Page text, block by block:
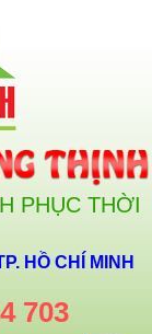
PHỤC THỜI
HỒ CHÍ MINH
703